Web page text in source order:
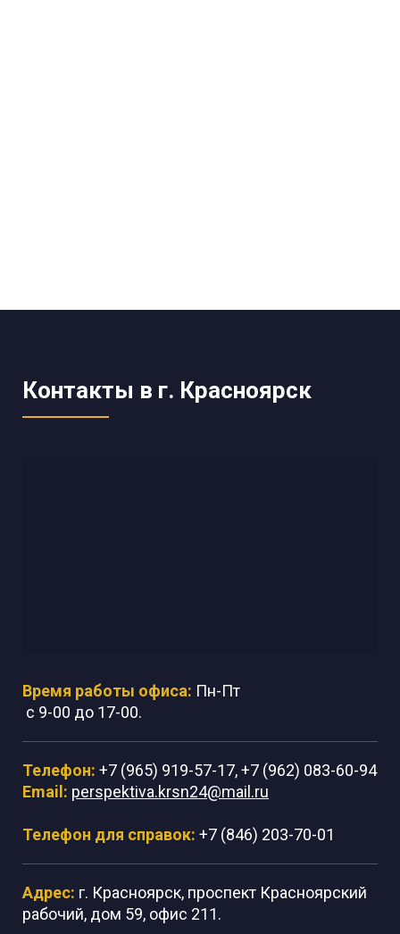
Контакты в г. Красноярск
Время работы офиса: Пн-Пт
с 9-00 до 17-00.
Телефон: +7 (965) 919-57-17, +7 (962) 083-60-94
Email: perspektiva.krsn24@mail.ru
Телефон для справок: +7 (846) 203-70-01
Адрес: г. Красноярск, проспект Красноярский
рабочий, дом 59, офис 211.